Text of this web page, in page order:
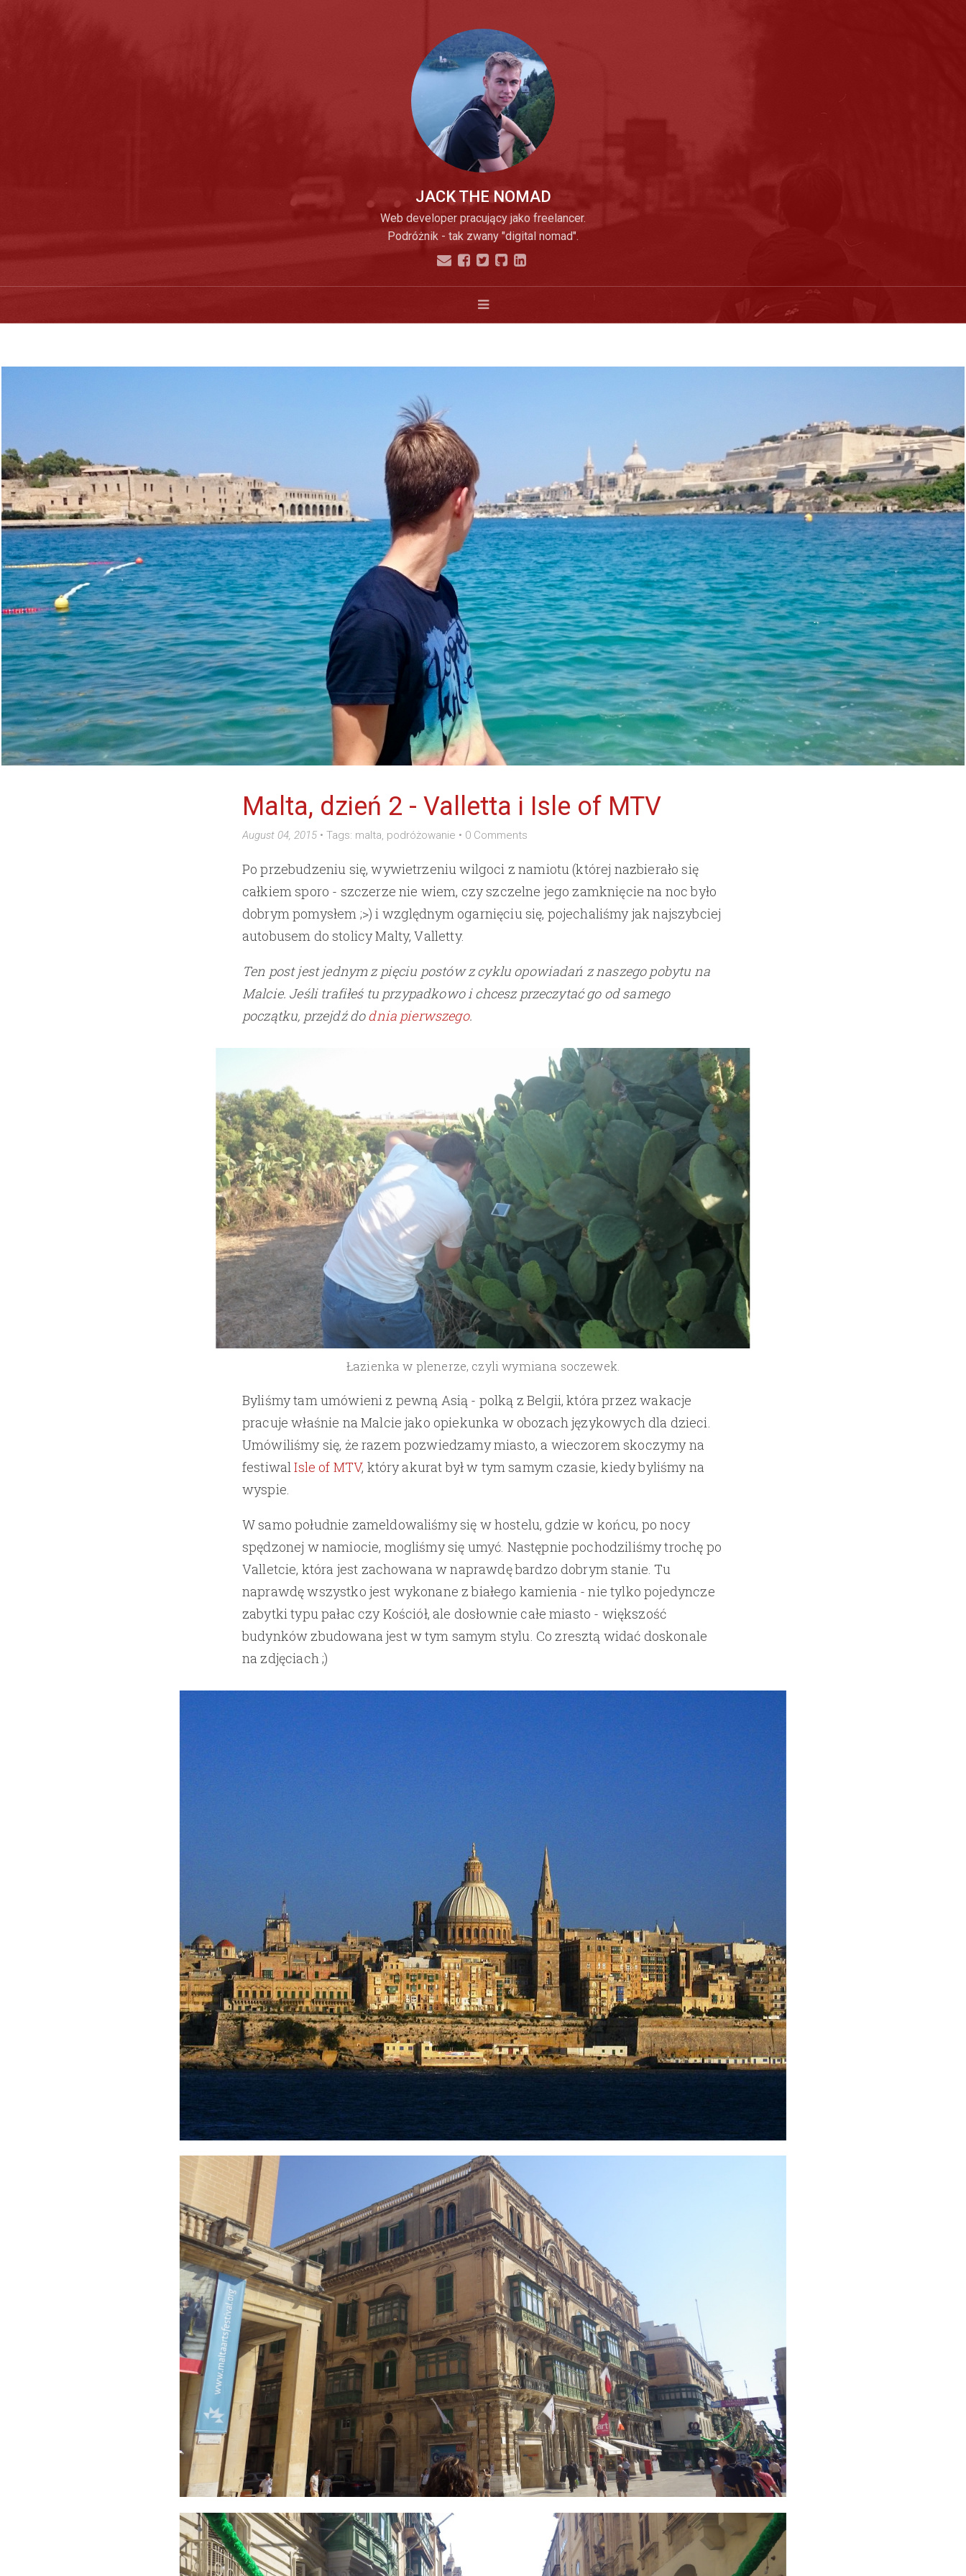
JACK THE NOMAD
Web developer pracujący jako freelancer.
Podróżnik - tak zwany "digital nomad".
Malta, dzień 2 - Valletta i Isle of MTV
August 04, 2015 • Tags: malta, podróżowanie • 0 Comments
Po przebudzeniu się, wywietrzeniu wilgoci z namiotu (której nazbierało się
całkiem sporo - szczerze nie wiem, czy szczelne jego zamknięcie na noc było
dobrym pomysłem ;>) i względnym ogarnięciu się, pojechaliśmy jak najszybciej
autobusem do stolicy Malty, Valletty.
Ten post jest jednym z pięciu postów z cyklu opowiadań z naszego pobytu na
Malcie. Jeśli trafiłeś tu przypadkowo i chcesz przeczytać go od samego
początku, przejdź dodnia pierwszego.
Łazienka w plenerze, czyli wymiana soczewek.
Byliśmy tam umówieni z pewną Asią - polką z Belgii, która przez wakacje
pracuje właśnie na Malcie jako opiekunka w obozach językowych dla dzieci.
Umówiliśmy się, że razem pozwiedzamy miasto, a wieczorem skoczymy na
festiwalIsle of MTV, który akurat był w tym samym czasie, kiedy byliśmy na
wyspie.
W samo południe zameldowaliśmy się w hostelu, gdzie w końcu, po nocy
spędzonej w namiocie, mogliśmy się umyć. Następnie pochodziliśmy trochę po
Valletcie, która jest zachowana w naprawdę bardzo dobrym stanie. Tu
naprawdę wszystko jest wykonane z białego kamienia - nie tylko pojedyncze
zabytki typu pałac czy Kościół, ale dosłownie całe miasto - większość
budynków zbudowana jest w tym samym stylu. Co zresztą widać doskonale
na zdjęciach ;)